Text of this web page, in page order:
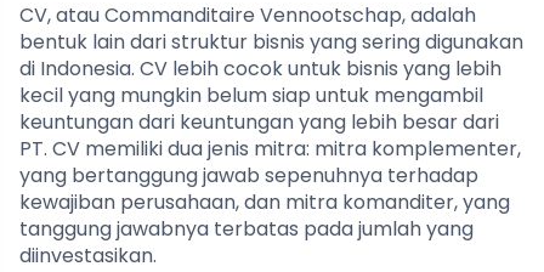
CV, atau Commanditaire Vennootschap, adalah
bentuk lain dari struktur bisnis yang sering digunakan
di Indonesia. CV lebih cocok untuk bisnis yang lebih
kecil yang mungkin belum siap untuk mengambil
keuntungan dari keuntungan yang lebih besar dari
PT. CV memiliki dua jenis mitra: mitra komplementer,
yang bertanggung jawab sepenuhnya terhadap
kewajiban perusahaan, dan mitra komanditer, yang
tanggung jawabnya terbatas pada jumlah yang
diinvestasikan.